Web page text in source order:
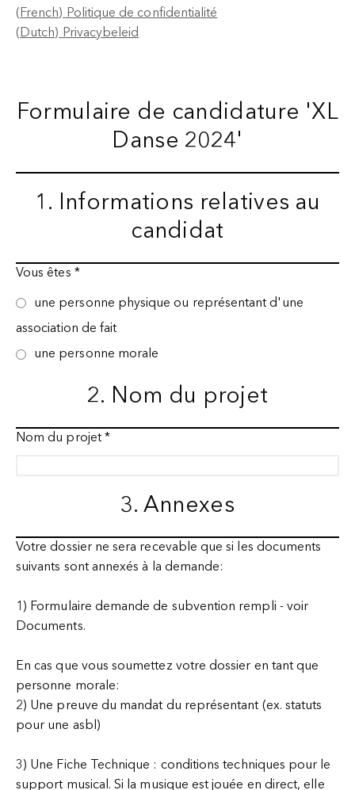
(French) Politique de confidentialité
(Dutch) Privacybeleid
Formulaire de candidature 'XL
Danse 2024'
1. Informations relatives au
candidat
Vous êtes *
une personne physique ou représentant d'une
association de fait
une personne morale
2. Nom du projet
Nom du projet *
3. Annexes
Votre dossier ne sera recevable que si les documents
suivants sont annexés à la demande:
1) Formulaire demande de subvention rempli - voir
Documents.
En cas que vous soumettez votre dossier en tant que
personne morale:
2) Une preuve du mandat du représentant (ex. statuts
pour une asbl)
3) Une Fiche Technique : conditions techniques pour le
support musical. Si la musique est jouée en direct, elle